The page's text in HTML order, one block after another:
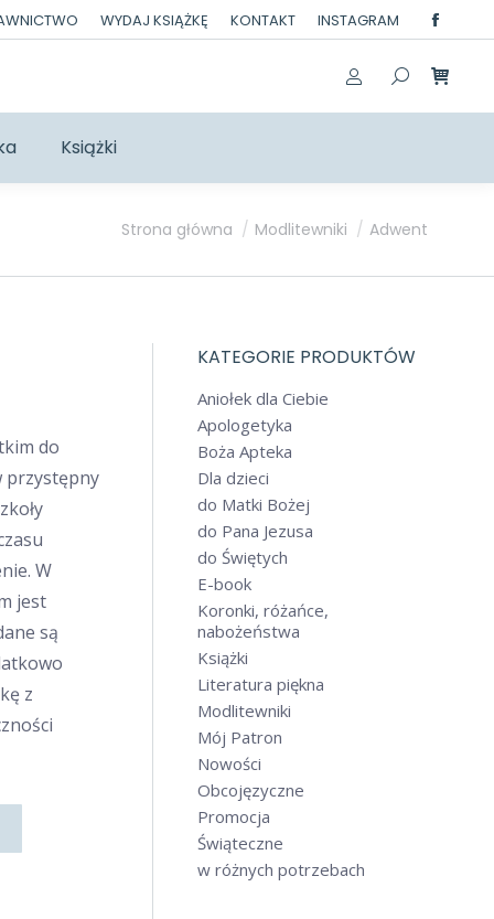
WYDAJ KSIĄŻKĘ KONTAKT INSTAGRAM
page
opens
in
Książki
Jesteś tutaj:
Strona główna Modlitewniki Adwent
do
przystępny
W
jest
są
z
KATEGORIE PRODUKTÓW
Aniołek dla Ciebie
Apologetyka
Boża Apteka
Dla dzieci
do Matki Bożej
do Pana Jezusa
do Świętych
E-book
Koronki, różańce,
nabożeństwa
Książki
Literatura piękna
Modlitewniki
Mój Patron
Nowości
Obcojęzyczne
Promocja
Świąteczne
w różnych potrzebach